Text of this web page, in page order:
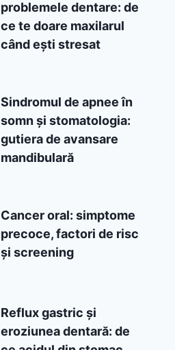
problemele dentare: de
ce te doare maxilarul
când ești stresat
Sindromul de apnee în
somn și stomatologia:
gutiera de avansare
mandibulară
Cancer oral: simptome
precoce, factori de risc
și screening
Reflux gastric și
eroziunea dentară: de